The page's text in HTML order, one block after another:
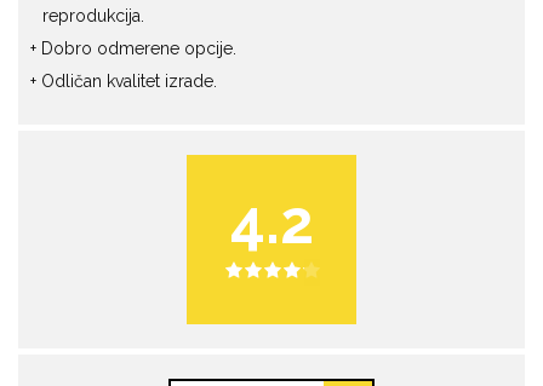
reprodukcija.
Dobro odmerene opcije.
Odličan kvalitet izrade.
4.2